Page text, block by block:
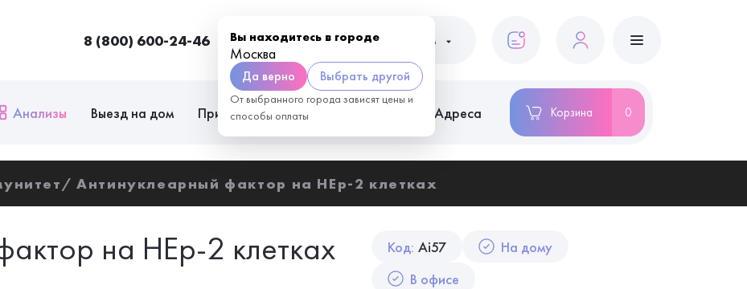
8 (800) 600-24-46 Вы находитесь в городе
Москва
Да верно Выбрать другой
От выбранного города зависят цены и
способы оплаты
Москва Пациентам
Анализы Выезд на дом Приём врачей Адреса Корзина 0
Антинуклеарный фактор на НЕр-2 клетках
Код: Ai57
На дому
В офисе
на НЕр-2 клетках